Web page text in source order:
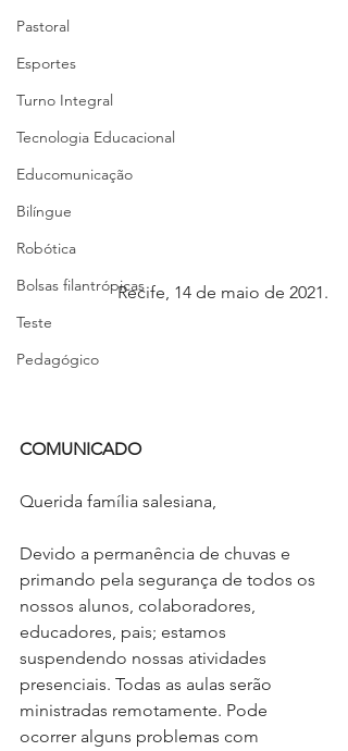
Pastoral
Esportes
Turno Integral
Tecnologia Educacional
Educomunicação
Bilíngue
Robótica
Bolsas filantrópicas
Teste
Pedagógico
Recife, 14 de maio de 2021.
COMUNICADO
Querida família salesiana,
Devido a permanência de chuvas e
primando pela segurança de todos os
nossos alunos, colaboradores,
educadores, pais; estamos
suspendendo nossas atividades
presenciais. Todas as aulas serão
ministradas remotamente. Pode
ocorrer alguns problemas com